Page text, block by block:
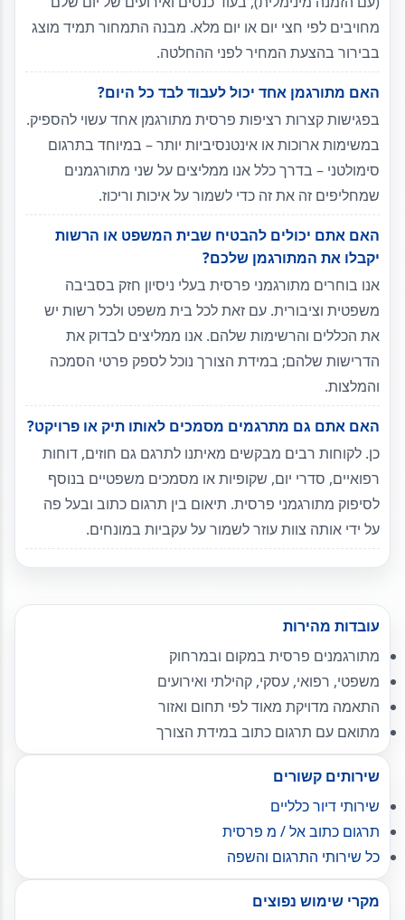
מחויבים לפי חצי יום או יום מלא. מבנה התמחור תמיד מוצג
בבירור בהצעת המחיר לפני ההחלטה.
האם מתורגמן אחד יכול לעבוד לבד כל היום?
בפגישות קצרות רציפות פרסית מתורגמן אחד עשוי להספיק.
במשימות ארוכות או אינטנסיביות יותר – במיוחד בתרגום
סימולטני – בדרך כלל אנו ממליצים על שני מתורגמנים
שמחליפים זה את זה כדי לשמור על איכות וריכוז.
האם אתם יכולים להבטיח שבית המשפט או הרשות
יקבלו את המתורגמן שלכם?
אנו בוחרים מתורגמני פרסית בעלי ניסיון חזק בסביבה
משפטית וציבורית. עם זאת לכל בית משפט ולכל רשות יש
את הכללים והרשימות שלהם. אנו ממליצים לבדוק את
הדרישות שלהם; במידת הצורך נוכל לספק פרטי הסמכה
והמלצות.
האם אתם גם מתרגמים מסמכים לאותו תיק או פרויקט?
כן. לקוחות רבים מבקשים מאיתנו לתרגם גם חוזים, דוחות
רפואיים, סדרי יום, שקופיות או מסמכים משפטיים בנוסף
לסיפוק מתורגמני פרסית. תיאום בין תרגום כתוב ובעל פה
על ידי אותה צוות עוזר לשמור על עקביות במונחים.
עובדות מהירות
מתורגמנים פרסית במקום ובמרחוק
משפטי, רפואי, עסקי, קהילתי ואירועים
התאמה מדויקת מאוד לפי תחום ואזור
מתואם עם תרגום כתוב במידת הצורך
שירותים קשורים
שירותי דיור כלליים
תרגום כתוב אל / מ פרסית
כל שירותי התרגום והשפה
מקרי שימוש נפוצים